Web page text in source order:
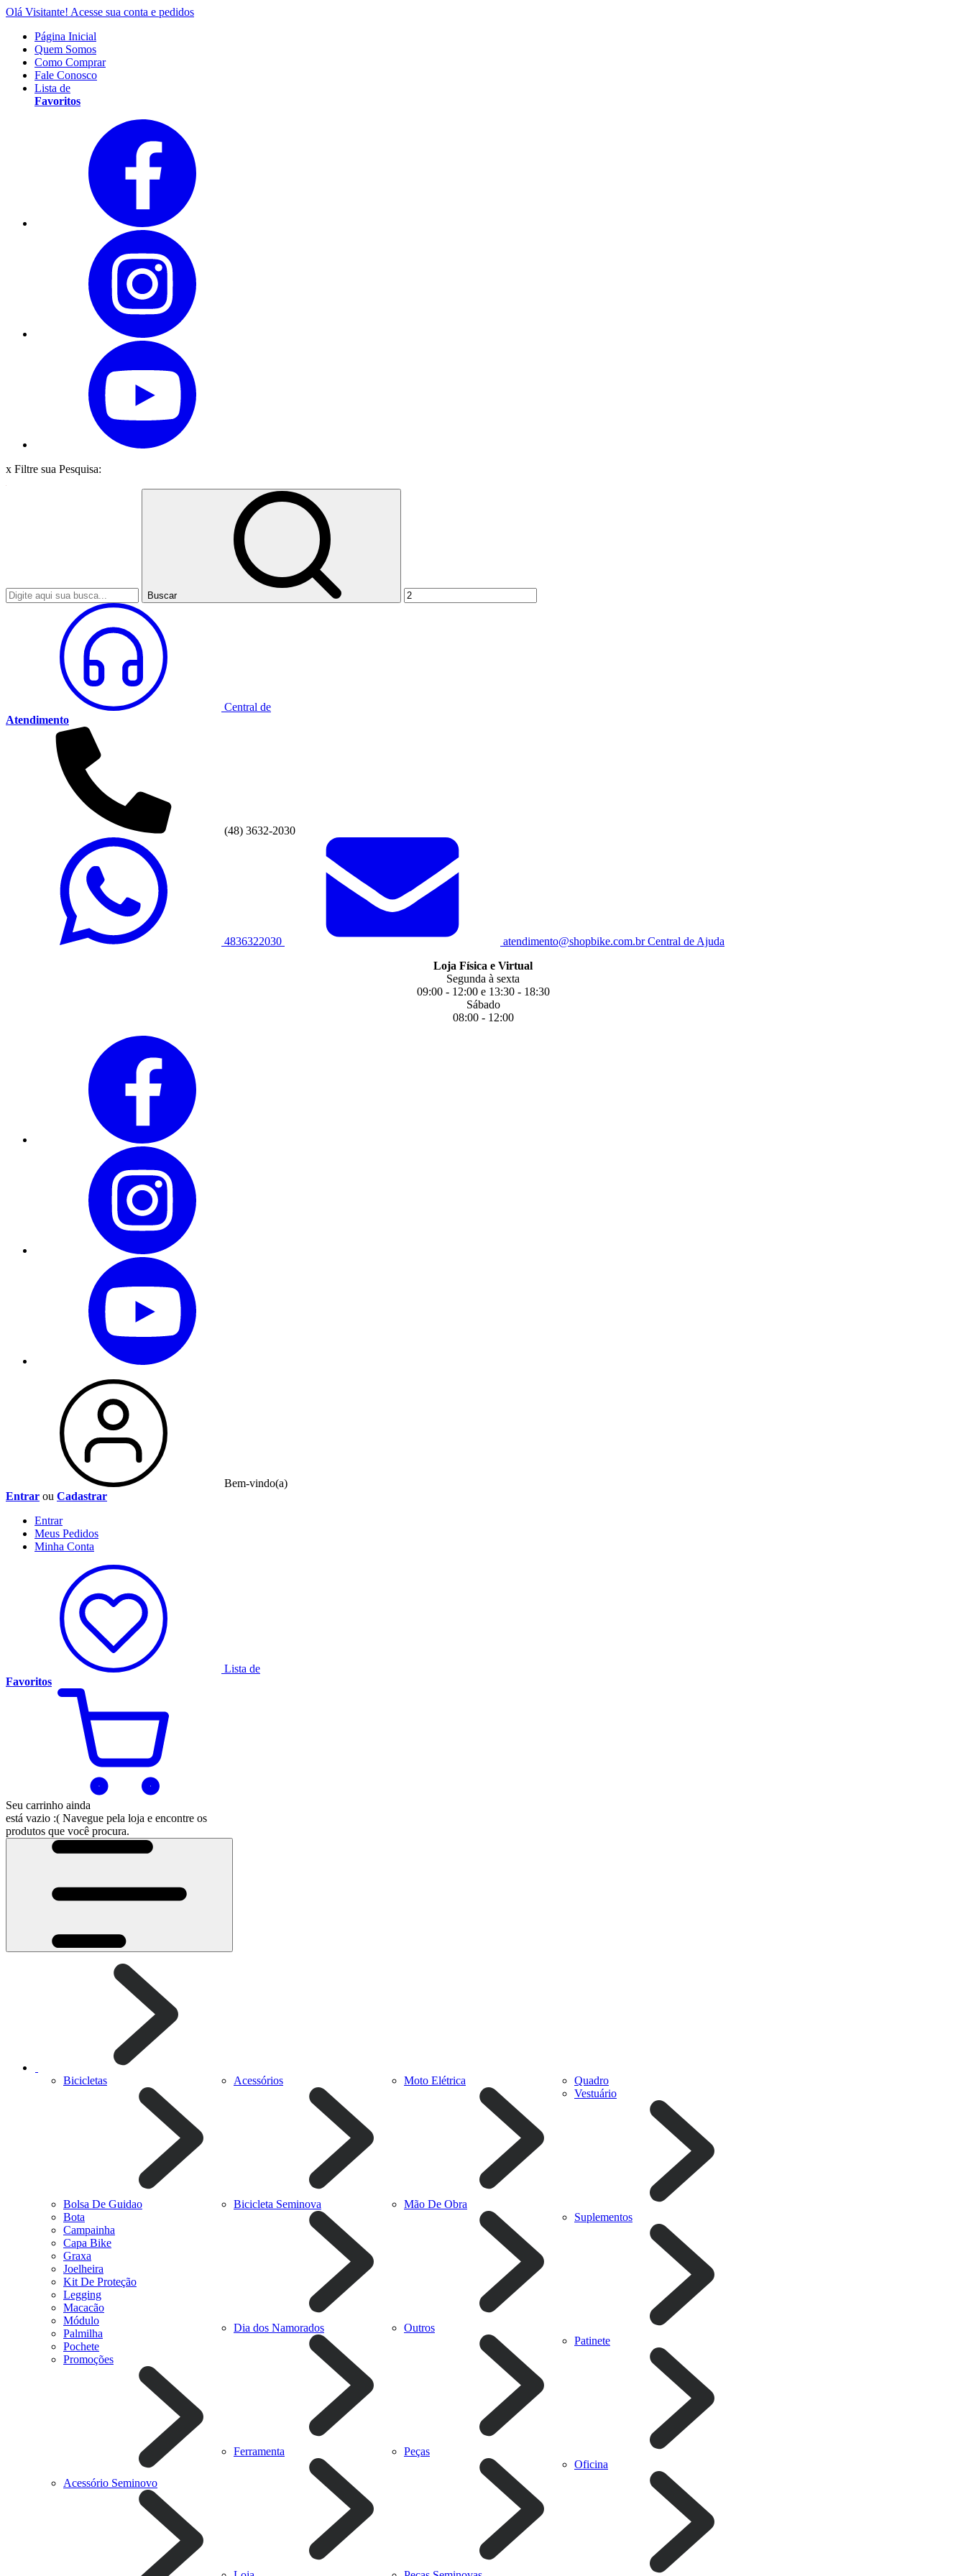
Olá Visitante! Acesse sua conta e pedidos
Página Inicial
Quem Somos
Como Comprar
Fale Conosco
Lista de
Favoritos
x Filtre sua Pesquisa:
Buscar
Central de
Atendimento
(48) 3632-2030
4836322030 atendimento@shopbike.com.brCentral de Ajuda
Loja Física e Virtual
Segunda à sexta
09:00 - 12:00 e 13:30 - 18:30
Sábado
08:00 - 12:00
Bem-vindo(a)
Entrar ou Cadastrar
Entrar
Meus Pedidos
Minha Conta
Lista de
Favoritos
Seu carrinho ainda
está vazio :( Navegue pela loja e encontre os
produtos que você procura.
Bicicletas
Bolsa De Guidao
Bota
Campainha
Capa Bike
Graxa
Joelheira
Kit De Proteção
Legging
Macacão
Módulo
Palmilha
Pochete
Promoções
Acessório Seminovo
Acessórios
Bicicleta Seminova
Dia dos Namorados
Ferramenta
Moto Elétrica
Mão De Obra
Outros
Peças
Quadro
Vestuário
Suplementos
Patinete
Oficina